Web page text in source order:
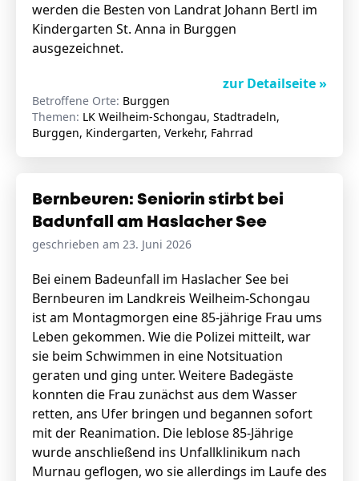
werden die Besten von Landrat Johann Bertl im
Kindergarten St. Anna in Burggen
ausgezeichnet.
zur Detailseite »
Betroffene Orte: Burggen
Themen: LK Weilheim-Schongau, Stadtradeln,
Burggen, Kindergarten, Verkehr, Fahrrad
Bernbeuren: Seniorin stirbt bei
Badunfall am Haslacher See
geschrieben am 23. Juni 2026
Bei einem Badeunfall im Haslacher See bei
Bernbeuren im Landkreis Weilheim-Schongau
ist am Montagmorgen eine 85-jährige Frau ums
Leben gekommen. Wie die Polizei mitteilt, war
sie beim Schwimmen in eine Notsituation
geraten und ging unter. Weitere Badegäste
konnten die Frau zunächst aus dem Wasser
retten, ans Ufer bringen und begannen sofort
mit der Reanimation. Die leblose 85-Jährige
wurde anschließend ins Unfallklinikum nach
Murnau geflogen, wo sie allerdings im Laufe des